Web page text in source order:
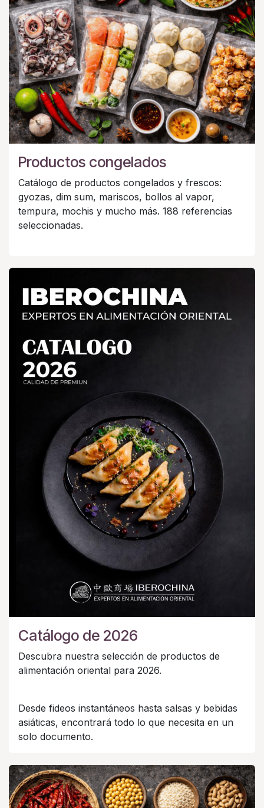
Productos congelados
Catálogo de productos congelados y frescos:
gyozas, dim sum, mariscos, bollos al vapor,
tempura, mochis y mucho más. 188 referencias
seleccionadas.
Catálogo de 2026
Descubra nuestra selección de productos de
alimentación oriental para 2026.
Desde fideos instantáneos hasta salsas y bebidas
asiáticas, encontrará todo lo que necesita en un
solo documento.